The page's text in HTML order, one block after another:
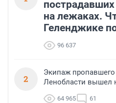
на лежаках.
Геленджике
96 637
2
Экипаж
Ленобласти вышел
64 965 61